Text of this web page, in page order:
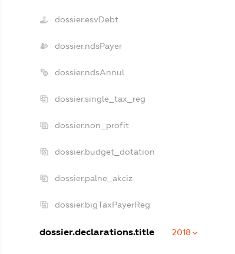
dossier.esvDebt
dossier.ndsPayer
dossier.ndsAnnul
dossier.single_tax_reg
dossier.non_profit
dossier.budget_dotation
dossier.palne_akciz
dossier.bigTaxPayerReg
dossier.declarations.title 2018